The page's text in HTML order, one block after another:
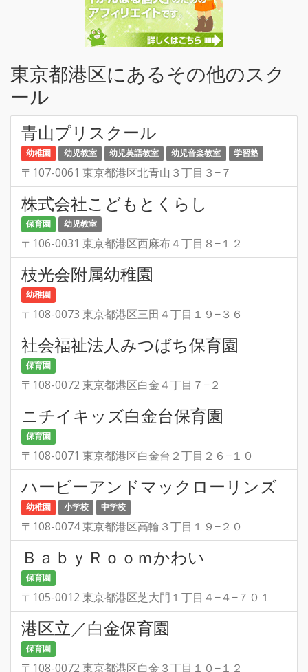
東京都港区にあるその他のスク
ール
青山プリスクール
幼稚園 幼児教室 幼児英語教室 幼児音楽教室 学習塾
〒107-0061 東京都港区北青山３丁目３−７
株式会社こどもとくらし
保育園 幼児教室
〒106-0031 東京都港区西麻布４丁目８−１２
枝光会附属幼稚園
幼稚園
〒108-0073 東京都港区三田４丁目１９−３６
社会福祉法人みつばち保育園
保育園
〒108-0072 東京都港区白金４丁目７−２
ニチイキッズ白金台保育園
保育園
〒108-0071 東京都港区白金台２丁目２６−１０
ハービーアンドマックローリンズ
幼稚園 小学校 中学校
〒108-0074 東京都港区高輪３丁目１９−２０
ＢａｂｙＲｏｏｍかわい
保育園
〒105-0012 東京都港区芝大門１丁目４−４−７０１
港区立／白金保育園
保育園
〒108-0072 東京都港区白金３丁目１０−１２